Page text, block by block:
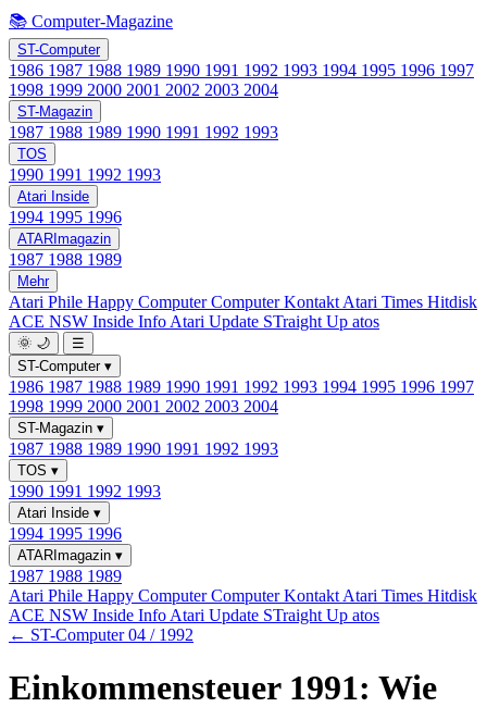
📚 Computer-Magazine
ST-Computer
1986 1987 1988 1989 1990 1991 1992 1993 1994 1995 1996 1997
1998 1999 2000 2001 2002 2003 2004
ST-Magazin
1987 1988 1989 1990 1991 1992 1993
TOS
1990 1991 1992 1993
Atari Inside
1994 1995 1996
ATARImagazin
1987 1988 1989
Mehr
Atari Phile Happy ComputerComputer Kontakt Atari Times Hitdisk
ACE NSW Inside Info Atari Update STraight Up atos
🌞 🌙
☰
ST-Computer ▾
1986 1987 1988 1989 1990 1991 1992 1993 1994 1995 1996 1997
1998 1999 2000 2001 2002 2003 2004
ST-Magazin ▾
1987 1988 1989 1990 1991 1992 1993
TOS ▾
1990 1991 1992 1993
Atari Inside ▾
1994 1995 1996
ATARImagazin ▾
1987 1988 1989
Atari Phile Happy ComputerComputer Kontakt Atari Times Hitdisk
ACE NSW Inside Info Atari Update STraight Up atos
← ST-Computer 04 / 1992
Einkommensteuer 1991: Wie